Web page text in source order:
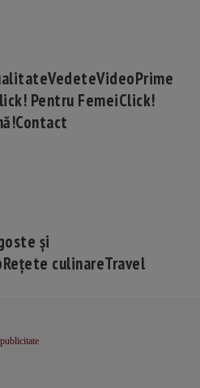
VedeteVideoPrime
Pentru FemeiClick!
Contact
și
Rețete culinareTravel